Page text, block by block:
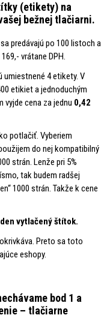
(etikety) na
bežnej tlačiarni.
predávajú po 100 listoch a
vrátane DPH.
umiestnené 4 etikety. V
etikiet a jednoduchým
vyjde cena za jednu 0,42
potlačiť. Vyberiem
do nej kompatibilný
strán. Lenže pri 5%
tak budem radšej
1000 strán. Takže k cene
vytlačený štítok.
Preto sa toto
eshopy.
bod 1 a
– tlačiarne